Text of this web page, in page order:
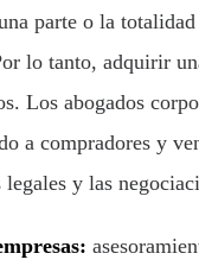
parte o la
lo tanto, adquirir
Los abogados
a compradores y
y las